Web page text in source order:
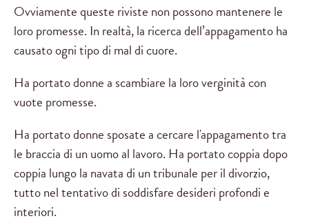
Ovviamente queste riviste non possono mantenere le
loro promesse. In realtà, la ricerca dell’appagamento ha
causato ogni tipo di mal di cuore.
Ha portato donne a scambiare la loro verginità con
vuote promesse.
Ha portato donne sposate a cercare l'appagamento tra
le braccia di un uomo al lavoro. Ha portato coppia dopo
coppia lungo la navata di un tribunale per il divorzio,
tutto nel tentativo di soddisfare desideri profondi e
interiori.